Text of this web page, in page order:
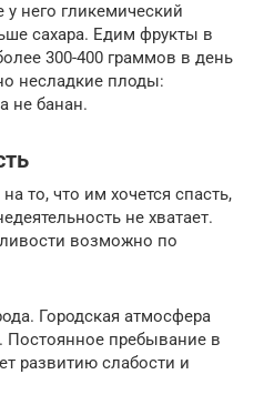
него гликемический
сахара. Едим фрукты в
300-400 граммов в день
несладкие плоды:
не банан.
то, что им хочется спасть,
не хватает.
возможно по
Городская атмосфера
Постоянное пребывание в
развитию слабости и